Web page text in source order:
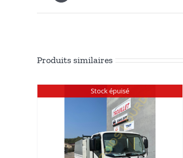
Produits similaires
Stock épuisé
/ DÉTAILS